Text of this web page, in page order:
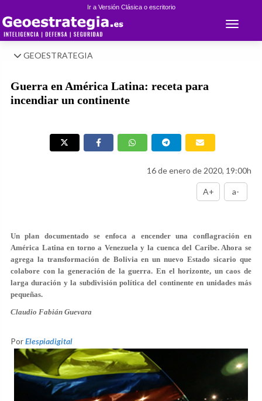
Ir a Versión Clásica o escritorio
Toggle
GEOESTRATEGIA
Guerra en América Latina: receta para
incendiar un continente
16 de enero de 2020, 19:00h
A+ a-
Un plan documentado se enfoca a encender una conflagración en
América Latina en torno a Venezuela y la cuenca del Caribe. Ahora se
agrega la transformación de Bolivia en un nuevo Estado sicario que
colabore con la generación de la guerra. En el horizonte, un caos de
larga duración y la subdivisión política del continente en unidades más
pequeñas.
Claudio Fabián Guevara
PorElespiadigital